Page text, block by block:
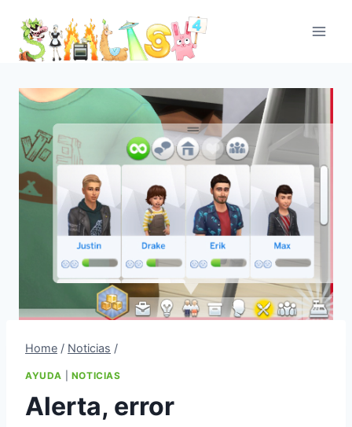
content
Home / Noticias /
AYUDA NOTICIAS
Alerta, error